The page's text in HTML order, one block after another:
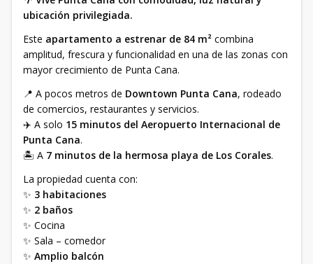
ubicación privilegiada.
Este apartamento a estrenar de 84 m² combina
amplitud, frescura y funcionalidad en una de las zonas con
mayor crecimiento de Punta Cana.
📍 A pocos metros de Downtown Punta Cana, rodeado
de comercios, restaurantes y servicios.
✈️ A solo 15 minutos del Aeropuerto Internacional de
Punta Cana.
🏝️ A 7 minutos de la hermosa playa de Los Corales.
La propiedad cuenta con:
✨ 3 habitaciones
✨ 2 baños
✨ Cocina
✨ Sala – comedor
✨ Amplio balcón